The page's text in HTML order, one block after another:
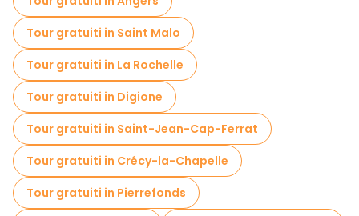
Tour gratuiti in Saint Malo
Tour gratuiti in La Rochelle
Tour gratuiti in Digione
Tour gratuiti in Saint-Jean-Cap-Ferrat
Tour gratuiti in Crécy-la-Chapelle
Tour gratuiti in Pierrefonds